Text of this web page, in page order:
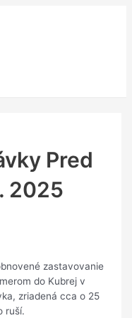
Pred
2025
zastavovanie
do Kubrej v
zriadená cca o 25
ruší.